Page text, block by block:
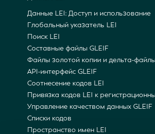
Данные LEI: Доступ и использование
Глобальный указатель LEI
Поиск LEI
Составные файлы GLEIF
Файлы золотой копии и дельта-
API-интерфейс GLEIF
Соотнесение кодов LEI
Привязка кодов LEI к
Управление качеством данных GLEIF
Списки кодов
Пространство имен LEI